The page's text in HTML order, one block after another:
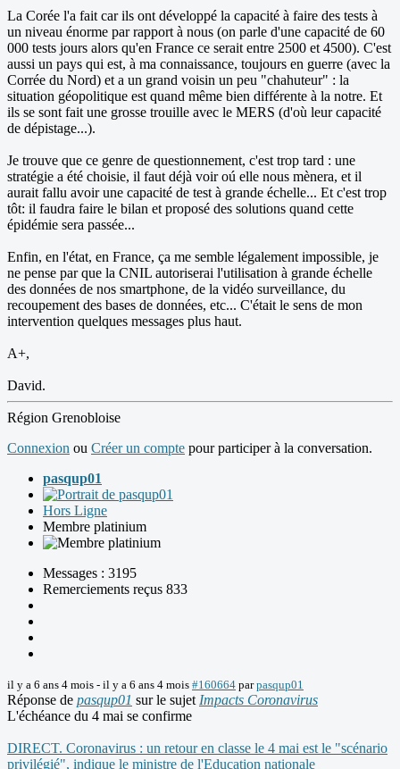
La Corée l'a fait car ils ont développé la capacité à faire des tests à
un niveau énorme par rapport à nous (on parle d'une capacité de 60
000 tests jours alors qu'en France ce serait entre 2500 et 4500). C'est
aussi un pays qui est, à ma connaissance, toujours en guerre (avec la
Corrée du Nord) et a un grand voisin un peu "chahuteur" : la
situation géopolitique est quand même bien différente à la notre. Et
ils se sont fait une grosse trouille avec le MERS (d'où leur capacité
de dépistage...).
Je trouve que ce genre de questionnement, c'est trop tard : une
stratégie a été choisie, il faut déjà voir oú elle nous mènera, et il
aurait fallu avoir une capacité de test à grande échelle... Et c'est trop
tôt: il faudra faire le bilan et proposé des solutions quand cette
épidémie sera passée...
Enfin, en l'état, en France, ça me semble légalement impossible, je
ne pense par que la CNIL autoriserai l'utilisation à grande échelle
des données de nos smartphone, de la vidéo surveillance, du
recoupement des bases de données, etc... C'était le sens de mon
intervention quelques messages plus haut.
A+,
David.
Région Grenobloise
Connexion ou Créer un compte pour participer à la conversation.
pasqup01
Hors Ligne
Membre platinium
Messages : 3195
Remerciements reçus 833
il y a 6 ans 4 mois - il y a 6 ans 4 mois #160664 parpasqup01
Réponse de pasqup01 sur le sujet Impacts Coronavirus
L'échéance du 4 mai se confirme
DIRECT. Coronavirus : un retour en classe le 4 mai est le "scénario
privilégié", indique le ministre de l'Education nationale